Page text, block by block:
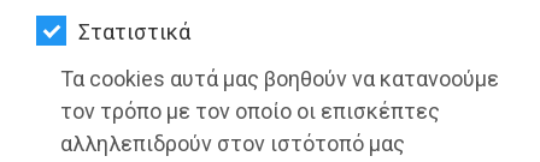
Στατιστικά
Τα cookies αυτά μας βοηθούν να κατανοούμε
τον τρόπο με τον οποίο οι επισκέπτες
αλληλεπιδρούν στον ιστότοπό μας
LIFESTYLE
ΤΑΞΙΔΙΑ
ΕΞΟΔΟΣ